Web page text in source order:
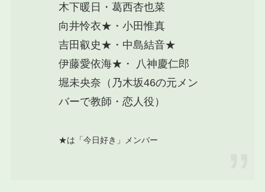
木下暖日・葛西杏也菜
向井怜衣★・小田惟真
吉田叡史★・中島結音★
伊藤愛依海★・ 八神慶仁郎
堀未央奈（乃木坂46の元メン
バーで教師・恋人役）
★は「今日好き」メンバー